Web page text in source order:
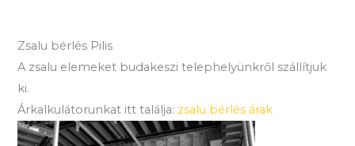
Zsalu bérlés Pilis
A zsalu elemeket budakeszi telephelyünkről szállítjuk
ki.
Árkalkulátorunkat itt találja: zsalu bérlés árak